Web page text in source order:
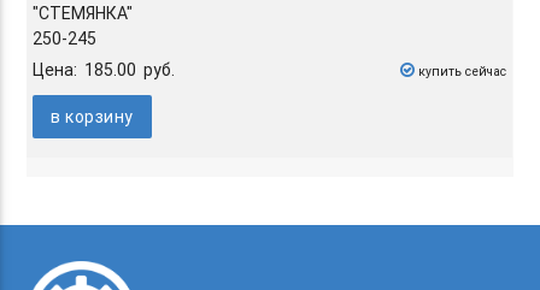
"СТЕМЯНКА"
250-245
Цена: 185.00 руб.
купить сейчас
в корзину